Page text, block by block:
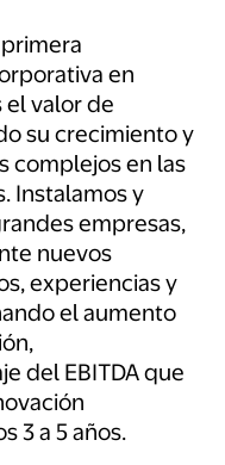
primera
en
el valor de
su crecimiento y
complejos en las
Instalamos y
empresas,
nuevos
experiencias y
el aumento
del EBITDA que
3 a 5 años.